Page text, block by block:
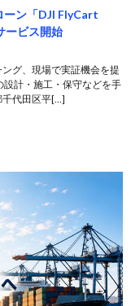
ーン「DJI FlyCart
ービス開始
グ、現場で実証機会を提
設計・施工・保守などを手
千代田区平[…]